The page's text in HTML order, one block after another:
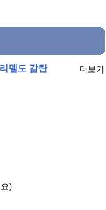
델도 감탄 더보기
)